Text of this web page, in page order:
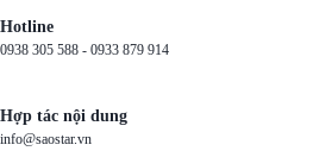
Hotline
0938 305 588 - 0933 879 914
Hợp tác nội dung
info@saostar.vn